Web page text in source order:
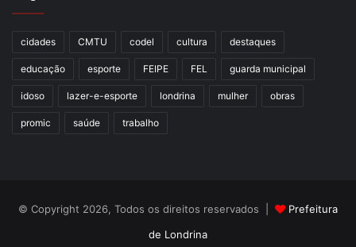
cidades CMTU codel cultura destaques
educação esporte FEIPE FEL guarda municipal
idoso lazer-e-esporte londrina mulher obras
promic saúde trabalho
© Copyright 2026, Todos os direitos reservados |
Prefeitura
de Londrina